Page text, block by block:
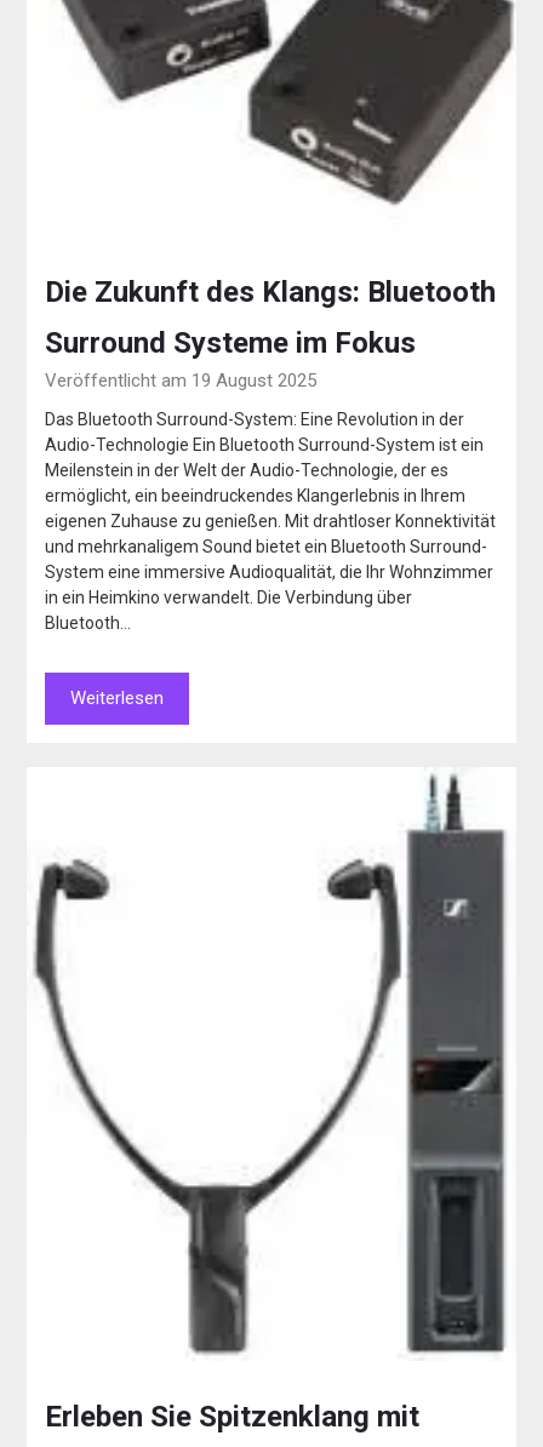
Die Zukunft des Klangs: Bluetooth
Surround Systeme im Fokus
Veröffentlicht am 19 August 2025
Das Bluetooth Surround-System: Eine Revolution in der
Audio-Technologie Ein Bluetooth Surround-System ist ein
Meilenstein in der Welt der Audio-Technologie, der es
ermöglicht, ein beeindruckendes Klangerlebnis in Ihrem
eigenen Zuhause zu genießen. Mit drahtloser Konnektivität
und mehrkanaligem Sound bietet ein Bluetooth Surround-
System eine immersive Audioqualität, die Ihr Wohnzimmer
in ein Heimkino verwandelt. Die Verbindung über
Bluetooth…
Weiterlesen
Erleben Sie Spitzenklang mit